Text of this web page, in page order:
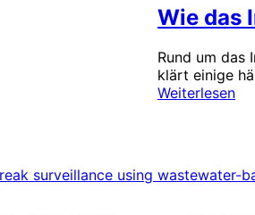
Wie das
Rund um das
klärt einige
Weiterlesen
surveillance using wastewater-